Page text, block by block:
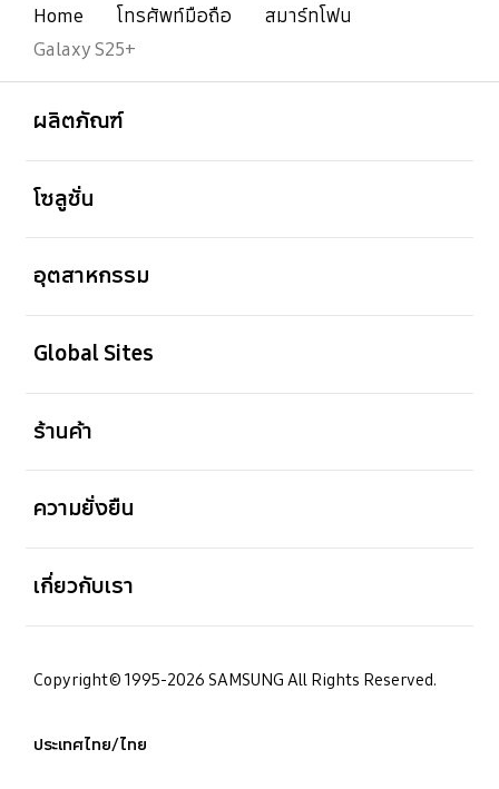
Home โทรศัพท์มือถือ
สมาร์ทโฟน
Galaxy S25+
ผลิตภัณฑ์
โซลูชั่น
อุตสาหกรรม
Global Sites
ร้านค้า
ความยั่งยืน
เกี่ยวกับเรา
Copyright© 1995-2026 SAMSUNG All Rights Reserved.
ประเทศไทย/ไทย